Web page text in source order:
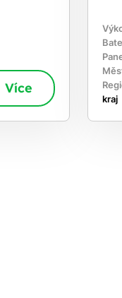
Více
kraj